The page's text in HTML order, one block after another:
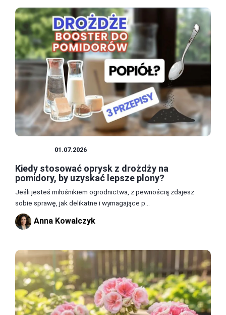
01.07.2026
Kiedy stosować oprysk z drożdży na
pomidory, by uzyskać lepsze plony?
Jeśli jesteś miłośnikiem ogrodnictwa, z pewnością zdajesz
sobie sprawę, jak delikatne i wymagające p...
Anna Kowalczyk